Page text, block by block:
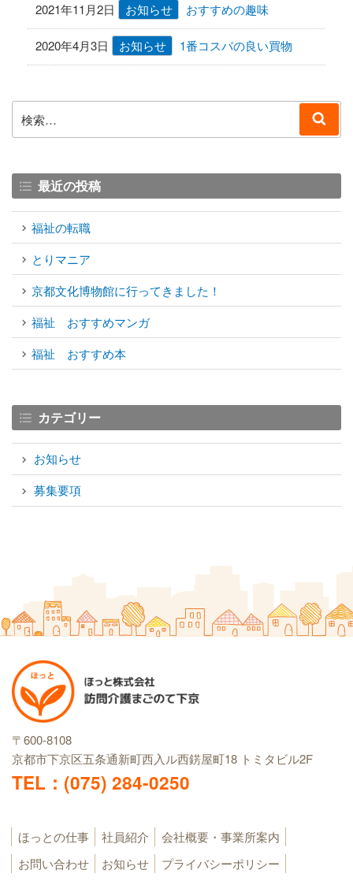
2021年11月2日 お知らせ おすすめの趣味
2020年4月3日 お知らせ 1番コスパの良い買物
索:
索
最近の投稿
福祉の転職
とりマニア
京都文化博物館に行ってきました！
福祉 おすすめマンガ
福祉 おすすめ本
カテゴリー
お知らせ
募集要項
〒600-8108
京都市下京区五条通新町西入ル西錺屋町18 トミタビル2F
TEL：(075) 284-0250
ほっとの仕事 社員紹介
会社概要・事業所案内
お問い合わせ
お知らせ プライバシーポリシー